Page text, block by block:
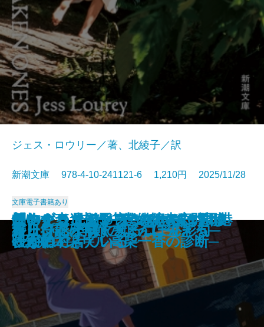
アルネの事件簿─Strange life─
離婚弁護士 松岡紬
僕の人生には事件が起きない
春画で見るお江戸風俗考
「おかえり」と言える、その日ま
で─山岳遭難捜索の現場から─
僕の女を探しているんだ
かれが最後に書いた本
食いしん坊発明家
サンセット・パーク
怪物の森─未解決事件捜査官ヴァ
ン・リード─
ジェス・ロウリー／著、北綾子／訳
新潮文庫 978-4-10-241121-6 1,210円 2025/11/28
文庫電子書籍あり
終止符には早すぎる
コンビニ兄弟5─テンダネス門司港
こがね村店─
このクリニックはつぶれます！2
─医療コンサル高柴一香の診断─
新しい花が咲く─ぼんぼん彩句─
創作する遺伝子─僕の体の70％は
映画でできている─
ループ・オブ・ザ・コード
想いをつなぐメス─俺たちは神じ
ゃない3─
ガリンペイロ
ほおずき、きゅっ─みとや・お瑛
仕入帖─
好日日記─季節のように生きる─